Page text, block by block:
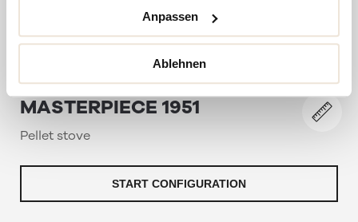
Anpassen
Ablehnen
MASTERPIECE 1951
Pellet stove
START CONFIGURATION